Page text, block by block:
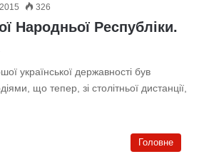
326
Народньої Республіки.
української державності був
що тепер, зі столітньої дистанції,
Головне